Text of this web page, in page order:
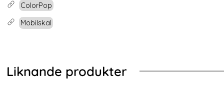
ColorPop
Mobilskal
Liknande produkter